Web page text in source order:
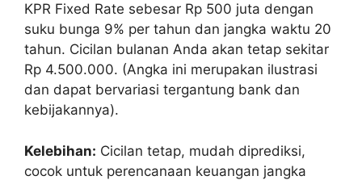
KPR Fixed Rate sebesar Rp 500 juta dengan
suku bunga 9% per tahun dan jangka waktu 20
tahun. Cicilan bulanan Anda akan tetap sekitar
Rp 4.500.000. (Angka ini merupakan ilustrasi
dan dapat bervariasi tergantung bank dan
kebijakannya).
Kelebihan: Cicilan tetap, mudah diprediksi,
cocok untuk perencanaan keuangan jangka